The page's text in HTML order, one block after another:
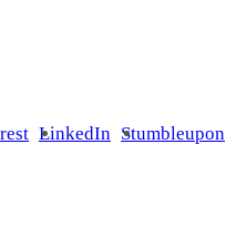
Stumbleupon
LinkedIn